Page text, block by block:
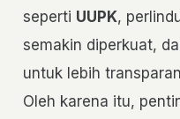
seperti UUPK,
semakin diperkuat,
untuk lebih
Oleh karena itu,